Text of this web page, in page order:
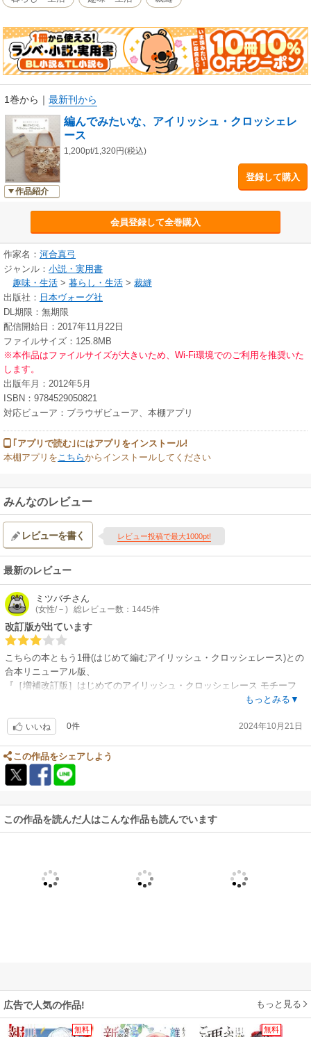
サージュやシュシュ、ポーチなどの小物から、応用モチーフをつないだ
り、アップリケするバッグやボレロ、ショールなど、約22アイテム・約36
パターンのモチーフに、エジング＆ブレードも提案。モチーフをネット編
みでつなぐレッスンには、エミーグランデのゲージ大編み図と紹介モチー
フの実物大写真を掲載し、オリジナル作品に展開しやすいように工夫しま
※本書は同名の出版物（紙版）を電子化したものです。一部、紙版と掲載
内容が異なる場合がございます。
※本書の全部または一部を無断で複製、転載、改ざん、公衆送信するこ
と、及び有償無償にかかわらず、本データを第三者に譲渡することを禁じ
ます。
※電子書籍の仕様により、本書に掲載している図案・型紙は、印刷・コピ
ー・複製して利用することはできません。
※実物大とは、紙版に掲載された際のサイズです。
※本書に記載されている寸法、倍率は、お使いの端末や表示倍率により記
載されている寸法・倍率とは異なった表示となります。
※掲載情報は、紙版発売当時の情報です。
1巻から ｜ 最新刊から
作品紹介
編んでみたいな、アイリッシュ・クロッシェレ
ース
1,200pt/1,320円(税込)
登録して購入
会員登録して全巻購入
作家名： 河合真弓
ジャンル： 小説・実用書
趣味・生活 > 暮らし・生活 > 裁縫
出版社： 日本ヴォーグ社
DL期限：無期限
配信開始日：2017年11月22日
ファイルサイズ：125.8MB
※本作品はファイルサイズが大きいため、Wi-Fi環境でのご利用を推奨いた
します。
出版年月：2012年5月
ISBN：9784529050821
対応ビューア：ブラウザビューア、本棚アプリ
｢アプリで読む｣にはアプリをインストール!
本棚アプリを こちらからインストールしてください
みんなのレビュー
レビューを書く レビュー投稿で最大1000pt!
最新のレビュー
ミツバチさん
(女性/－) 総レビュー数：1445件
改訂版が出ています
こちらの本ともう1冊(はじめて編むアイリッシュ・クロッシェレース)との
合本リニューアル版、
『［増補改訂版］はじめてのアイリッシュ・クロッシェレース モチーフ
注意喚起レビューのため、中立の星3つ。
もっとみる▼
いいね 0件 2024年10月21日
この作品をシェアしよう
この作品を読んだ人はこんな作品も読んでいます
広告で人気の作品! もっと見る
無料 無料